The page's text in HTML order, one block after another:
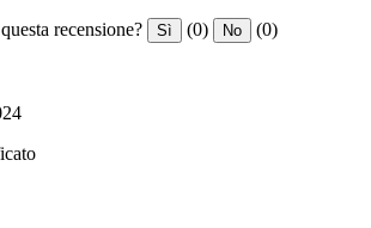
recensione? Sì (0) No (0)